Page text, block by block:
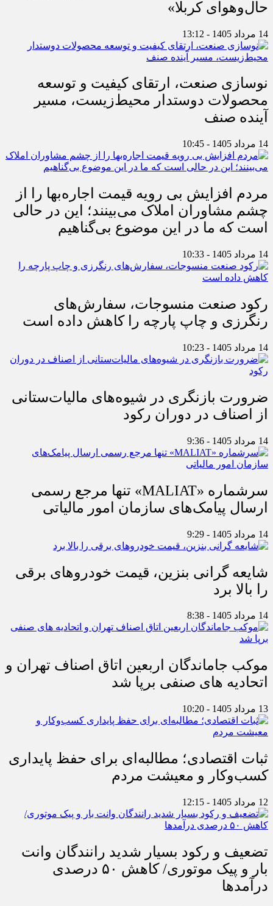
حال‌وهوای کربلا»
14 مرداد 1405 - 13:12
نوسازی صنعت، ارتقای کیفیت و توسعه
محصولات دوستدار محیط‌زیست، مسیر
آینده صنف
14 مرداد 1405 - 10:45
مردم افزایش بی رویه قیمت اجاره‌بها را از
چشم مشاوران املاک می‌بینند؛ این در حالی
است که ما در این موضوع بی‌گناهیم
14 مرداد 1405 - 10:33
رکود صنعت منسوجات، سفارش‌های
رنگرزی و چاپ پارچه را کاهش داده است
14 مرداد 1405 - 10:23
ضرورت بازنگری در شیوه‌های مالیات‌ستانی
از اصناف در دوران رکود
14 مرداد 1405 - 9:36
سرشماره «MALIAT» تنها مرجع رسمی
ارسال پیامک‌های سازمان امور مالیاتی
14 مرداد 1405 - 9:29
شایعه گرانی بنزین، قیمت خودروهای برقی
را بالا برد
14 مرداد 1405 - 8:38
موکب جاماندگان اربعین اتاق اصناف تهران و
اتحادیه های صنفی برپا شد
13 مرداد 1405 - 10:20
ثبات اقتصادی؛ مطالبه‌ای برای حفظ پایداری
کسب‌وکار و معیشت مردم
12 مرداد 1405 - 12:15
تضعیف و رکود بسیار شدید رانندگان وانت
بار و پیک موتوری/ کاهش ۵۰ درصدی
درآمدها